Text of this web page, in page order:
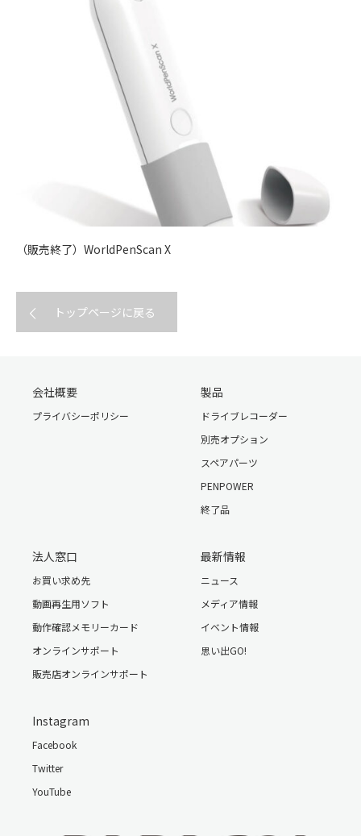
（販売終了）WorldPenScan X
トップページに戻る
会社概要
プライバシーポリシー
製品
ドライブレコーダー
別売オプション
スペアパーツ
PENPOWER
終了品
法人窓口
お買い求め先
動画再生用ソフト
動作確認メモリーカード
オンラインサポート
販売店オンラインサポート
最新情報
ニュース
メディア情報
イベント情報
思い出GO!
Instagram
Facebook
Twitter
YouTube